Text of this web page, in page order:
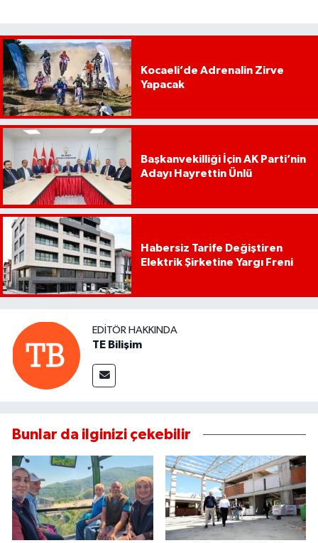
Kocaeli’de Adrenalin Zirve
Yapacak
Başkanvekilliği İçin AK Parti’nin
Adayı Hayrettin Ünlü
Habersiz Tarife Değiştiren
Elektrik Şirketine Yargı Freni
EDITÖR HAKKINDA
TE Bilişim
Bunlar da ilginizi çekebilir